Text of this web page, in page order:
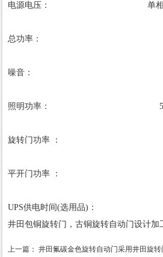
电源电压： 单相 220V
总功率：
噪音：
照明功率： 500Wmax.
旋转门功率 ：
平开门功率 ：
UPS供电时间(选用品)
井田包铜旋转门，古铜旋转自动门设计加
上一篇： 井田氟碳金色旋转自动门采用井田旋